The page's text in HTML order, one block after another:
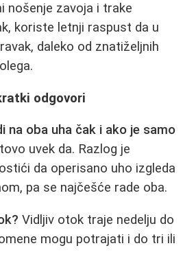
nošenje zavoja i trake
koriste letnji raspust da u
daleko od znatiželjnih
odgovori
na oba uha čak i ako je samo
uvek da. Razlog je
da operisano uho izgleda
pa se najčešće rade oba.
Vidljiv otok traje nedelju do
mogu potrajati i do tri ili